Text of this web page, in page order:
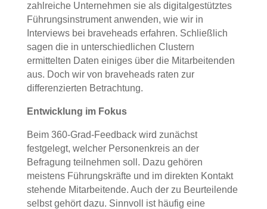
zahlreiche Unternehmen sie als digitalgestütztes
Führungsinstrument anwenden, wie wir in
Interviews bei braveheads erfahren. Schließlich
sagen die in unterschiedlichen Clustern
ermittelten Daten einiges über die Mitarbeitenden
aus. Doch wir von braveheads raten zur
differenzierten Betrachtung.
Entwicklung im Fokus
Beim 360-Grad-Feedback wird zunächst
festgelegt, welcher Personenkreis an der
Befragung teilnehmen soll. Dazu gehören
meistens Führungskräfte und im direkten Kontakt
stehende Mitarbeitende. Auch der zu Beurteilende
selbst gehört dazu. Sinnvoll ist häufig eine